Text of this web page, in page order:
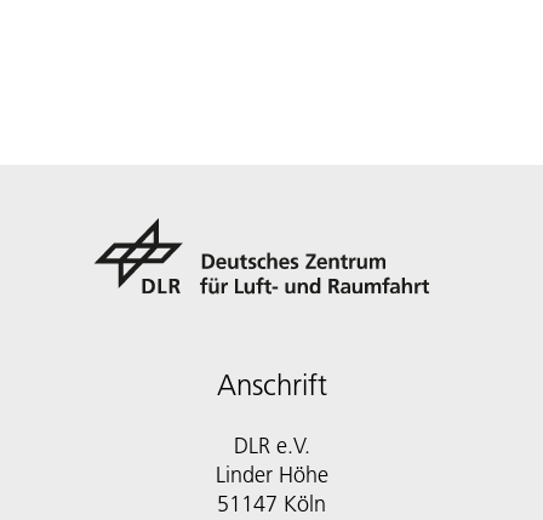
Anschrift
DLR e.V.
Linder Höhe
51147 Köln